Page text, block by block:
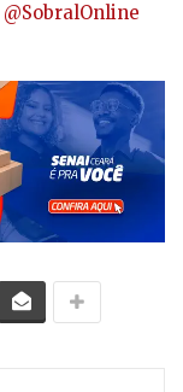
@SobralOnline